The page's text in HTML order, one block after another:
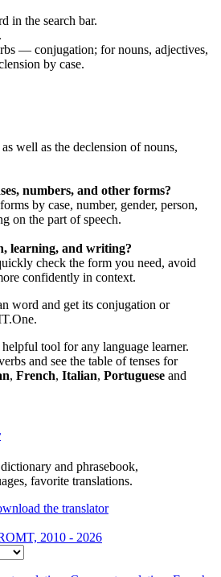
in the search bar.
.
— conjugation; for nouns, adjectives,
by case.
well as the declension of nouns,
numbers, and other forms?
by case, number, gender, person,
on the part of speech.
learning, and writing?
check the form you need, avoid
confidently in context.
word and get its conjugation or
tool for any language learner.
and see the table of tenses for
, French, Italian, Portuguese and
and phrasebook,
favorite translations.
2010 - 2026